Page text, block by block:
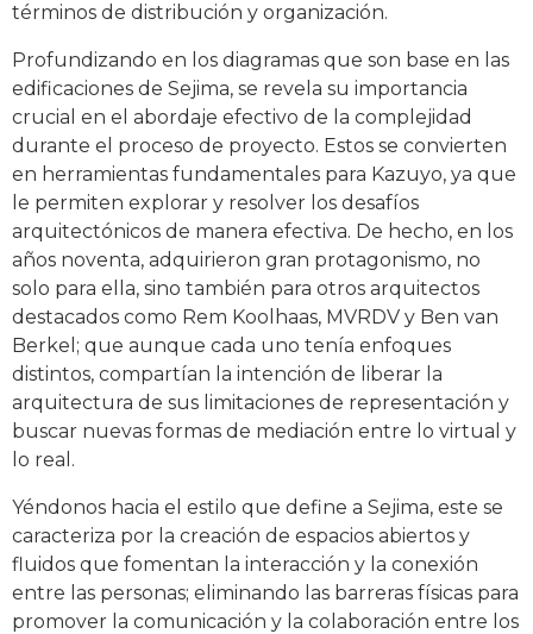
términos de distribución y organización.
Profundizando en los diagramas que son base en las
edificaciones de Sejima, se revela su importancia
crucial en el abordaje efectivo de la complejidad
durante el proceso de proyecto. Estos se convierten
en herramientas fundamentales para Kazuyo, ya que
le permiten explorar y resolver los desafíos
arquitectónicos de manera efectiva. De hecho, en los
años noventa, adquirieron gran protagonismo, no
solo para ella, sino también para otros arquitectos
destacados como Rem Koolhaas, MVRDV y Ben van
Berkel; que aunque cada uno tenía enfoques
distintos, compartían la intención de liberar la
arquitectura de sus limitaciones de representación y
buscar nuevas formas de mediación entre lo virtual y
lo real.
Yéndonos hacia el estilo que define a Sejima, este se
caracteriza por la creación de espacios abiertos y
fluidos que fomentan la interacción y la conexión
entre las personas; eliminando las barreras físicas para
promover la comunicación y la colaboración entre los